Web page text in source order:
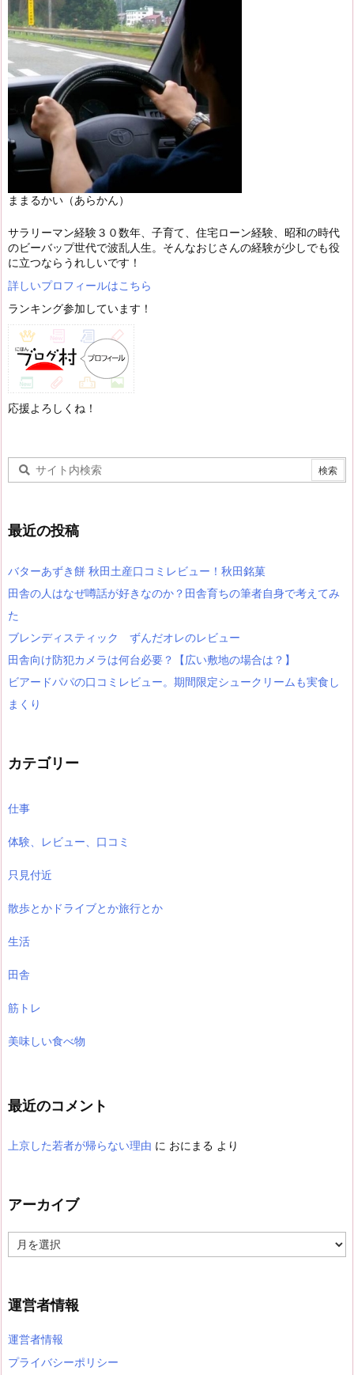
ままるかい（あらかん）
サラリーマン経験３０数年、子育て、住宅ローン経験、昭和の時代
のビーバップ世代で波乱人生。そんなおじさんの経験が少しでも役
に立つならうれしいです！
詳しいプロフィールはこちら
ランキング参加しています！
応援よろしくね！
最近の投稿
バターあずき餅 秋田土産口コミレビュー！秋田銘菓
田舎の人はなぜ噂話が好きなのか？田舎育ちの筆者自身で考えてみ
た
ブレンディスティック ずんだオレのレビュー
田舎向け防犯カメラは何台必要？【広い敷地の場合は？】
ビアードパパの口コミレビュー。期間限定シュークリームも実食し
まくり
カテゴリー
仕事
体験、レビュー、口コミ
只見付近
散歩とかドライブとか旅行とか
生活
田舎
筋トレ
美味しい食べ物
最近のコメント
上京した若者が帰らない理由 に おにまる より
アーカイブ
ー
ブ
運営者情報
運営者情報
プライバシーポリシー